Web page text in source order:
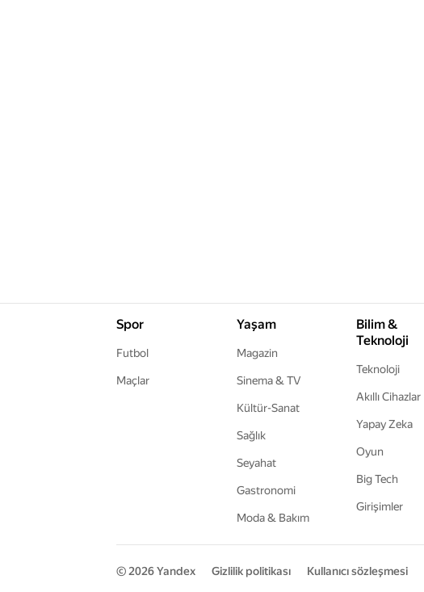
Spor
Futbol
Maçlar
Yaşam
Magazin
Sinema & TV
Kültür-Sanat
Sağlık
Seyahat
Gastronomi
Moda & Bakım
Bilim &
Teknoloji
Teknoloji
Akıllı Cihazlar
Yapay Zeka
Oyun
Big Tech
Girişimler
© 2026Yandex Gizlilik politikası Kullanıcı sözleşmesi